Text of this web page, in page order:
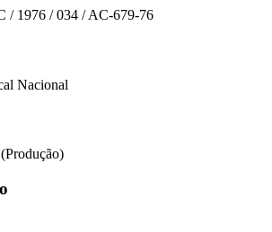
/ 1976 / 034 / AC-679-76
Nacional